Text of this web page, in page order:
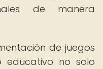
de manera
de juegos
educativo no solo